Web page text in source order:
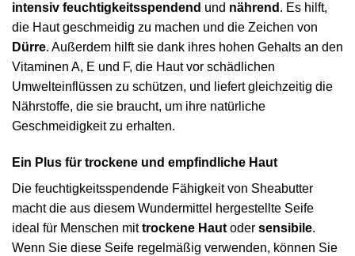
intensiv feuchtigkeitsspendend und nährend . Es hilft,
die Haut geschmeidig zu machen und die Zeichen von
Dürre. Außerdem hilft sie dank ihres hohen Gehalts an den
Vitaminen A, E und F, die Haut vor schädlichen
Umwelteinflüssen zu schützen, und liefert gleichzeitig die
Nährstoffe, die sie braucht, um ihre natürliche
Geschmeidigkeit zu erhalten.
Ein Plus für trockene und empfindliche Haut
Die feuchtigkeitsspendende Fähigkeit von Sheabutter
macht die aus diesem Wundermittel hergestellte Seife
ideal für Menschen mittrockene Haut oder sensibile.
Wenn Sie diese Seife regelmäßig verwenden, können Sie